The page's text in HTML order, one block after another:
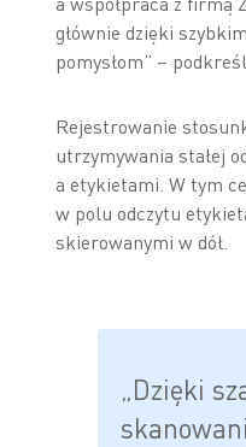
głównie dzięki
pomysłom” –
Rejestrowanie
utrzymywania stałej
a etykietami. W tym
w polu odczytu
skierowanymi w dół.
„Dzięki